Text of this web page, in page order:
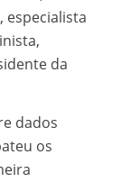
especialista
da
dados
os